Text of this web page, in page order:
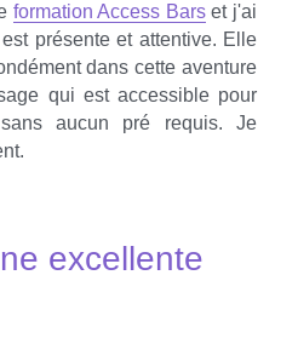
formation Access Bars et j'ai
présente et attentive. Elle
dans cette aventure
qui est accessible pour
aucun pré requis. Je
excellente